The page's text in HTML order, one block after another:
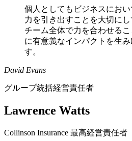
個人としてもビジネスにお
力を引き出すことを大切にし
チーム全体で力を合わせる
に有意義なインパクトを生
す。
David Evans
グループ統括経営責任者
Lawrence Watts
Collinson Insurance 最高経営責任者